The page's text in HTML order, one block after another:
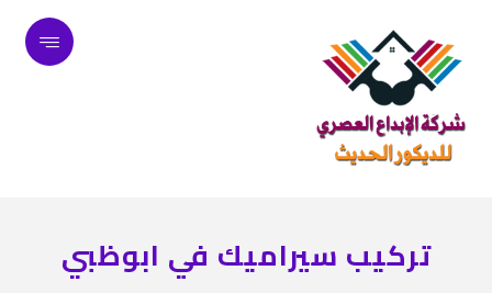
تركيب سيراميك في ابوظبي